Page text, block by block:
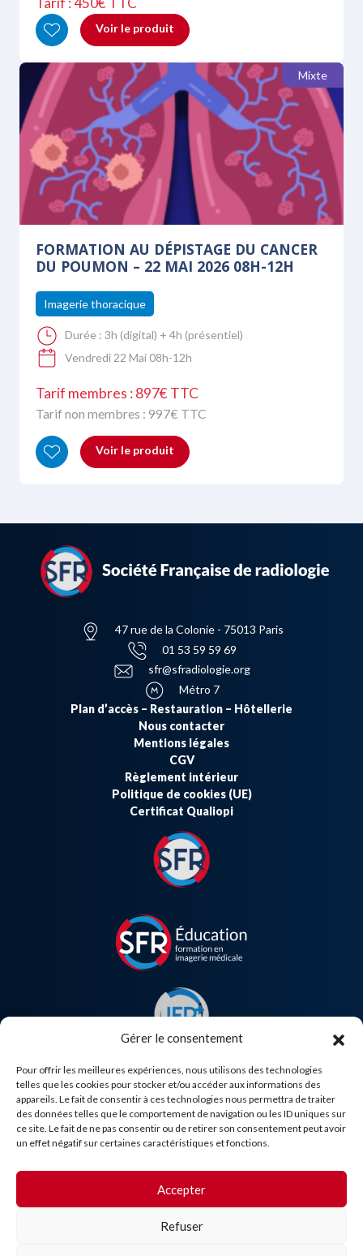
Gérer le consentement
Pour offrir les meilleures expériences, nous utilisons des technologies
telles que les cookies pour stocker et/ou accéder aux informations des
appareils. Le fait de consentir à ces technologies nous permettra de traiter
des données telles que le comportement de navigation ou les ID uniques sur
ce site. Le fait de ne pas consentir ou de retirer son consentement peut avoir
un effet négatif sur certaines caractéristiques et fonctions.
Accepter
Refuser
Voir le produit
Mixte
FORMATION AU DÉPISTAGE DU CANCER
DU POUMON – 22 MAI 2026 08H-12H
Imagerie thoracique
Durée : 3h (digital) + 4h (présentiel)
Vendredi 22 Mai 08h-12h
Tarif membres : 897€ TTC
Tarif non membres : 997€ TTC
Voir le produit
47 rue de la Colonie - 75013 Paris
01 53 59 59 69
sfr@sfradiologie.org
Métro 7
Plan d’accès – Restauration – Hôtellerie
Nous contacter
Mentions légales
CGV
Règlement intérieur
Politique de cookies (UE)
Certificat Qualiopi
Besoin d'aide ?